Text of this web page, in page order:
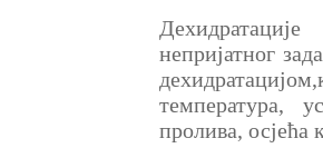
непријатног
температура,
пролива, осјећа